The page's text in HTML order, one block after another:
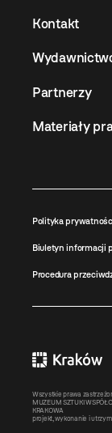
Kontakt
Partnerzy
Materiały
Polityka
Biuletyn informacji
Procedura
Wszystkie prawa
MUZEUM SZTUKI
KRAKOWA
projekt, wykonanie i